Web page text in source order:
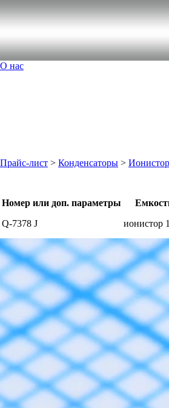
О нас
Прайс-лист > Конденсаторы >
Номер или доп. параметры
Q-7378 J
ионистор